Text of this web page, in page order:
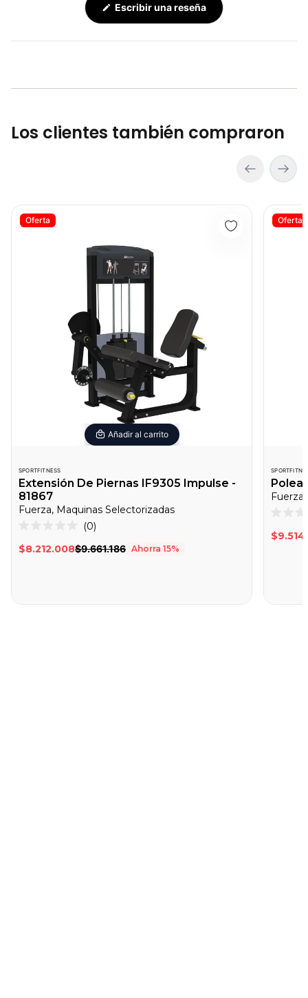
Escribir una reseña(Se
abre
en
nueva
Los clientes también compraron
Extensión De Piernas IF9305 Impulse - 81867
Oferta
Añadir al carrito
SPORTFITNESS
Extensión De Piernas IF9305 Impulse -
81867
Fuerza, Maquinas Selectorizadas
0
de
0
para
$8.212.008$9.661.186 Ahorra 15%
Polea
Oferta
Polea
0
de